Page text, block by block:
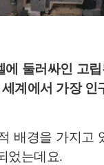
에 둘러싸인 고
세계에서 가장 인
배경을 가지고
었는데요.